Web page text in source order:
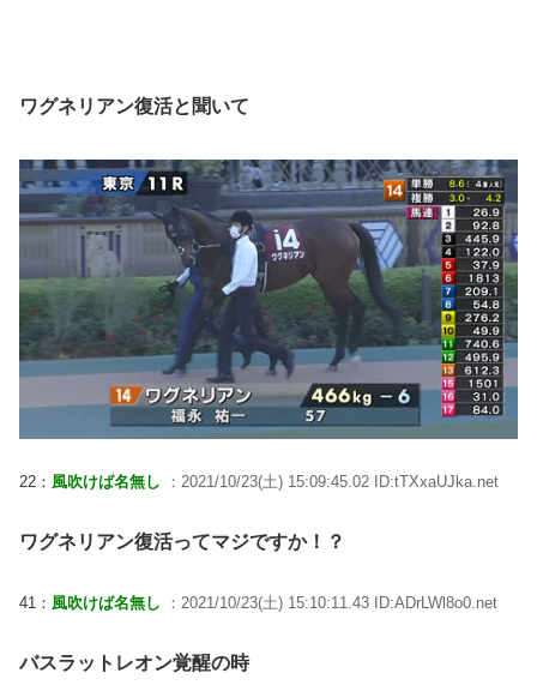
ワグネリアン復活と聞いて
22： 風吹けば名無し ：2021/10/23(土) 15:09:45.02 ID:tTXxaUJka.net
ワグネリアン復活ってマジですか！？
41： 風吹けば名無し ：2021/10/23(土) 15:10:11.43 ID:ADrLWl8o0.net
バスラットレオン覚醒の時